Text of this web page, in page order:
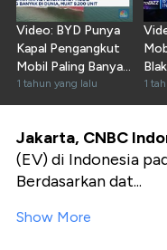
Video: BYD Punya
Kapal Pengangkut
Mobil Paling Banyak
di Dunia
1 tahun yang lalu 1
Jakarta, CNBC
(EV) di Indonesia
Berdasarkan dat...
Show More